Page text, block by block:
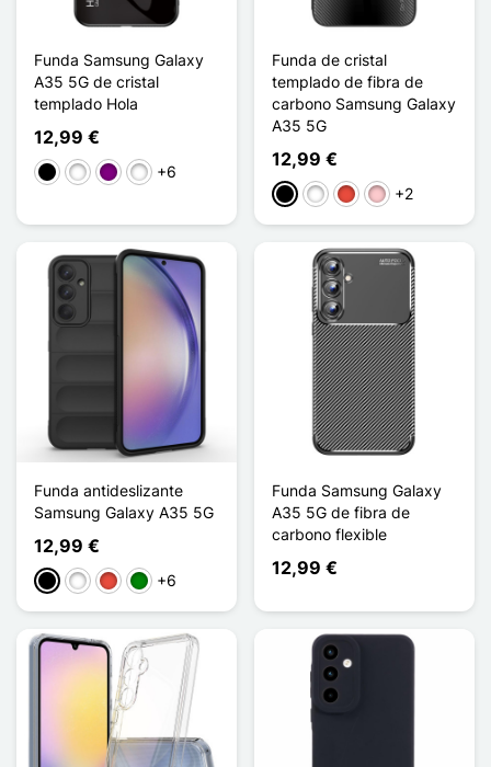
Funda Samsung Galaxy
A35 5G de cristal
templado Hola
12,99 €
NegroBlancoDégradé Violet
Dégradé Rose Violet
+6
Funda de cristal
templado de fibra de
carbono Samsung Galaxy
A35 5G
12,99 €
NegroBlancoRojoRosa+2
Funda antideslizante
Samsung Galaxy A35 5G
12,99 €
NegroBlancoRojoVerde
+6
Funda Samsung Galaxy
A35 5G de fibra de
carbono flexible
12,99 €